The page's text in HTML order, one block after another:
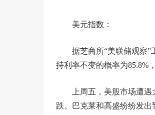
美元指数：
据芝商所“美联储观察”
持利率不变的概率为85.8%
上周五，美股市场遭
跌。巴克莱和高盛纷纷发